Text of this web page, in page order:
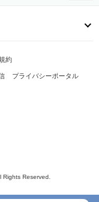
約
プライバシーポータル
Rights Reserved.